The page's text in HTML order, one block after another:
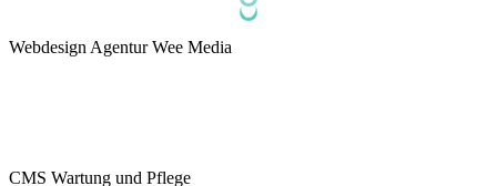
Webdesign Agentur Wee Media
CMS Wartung und Pflege